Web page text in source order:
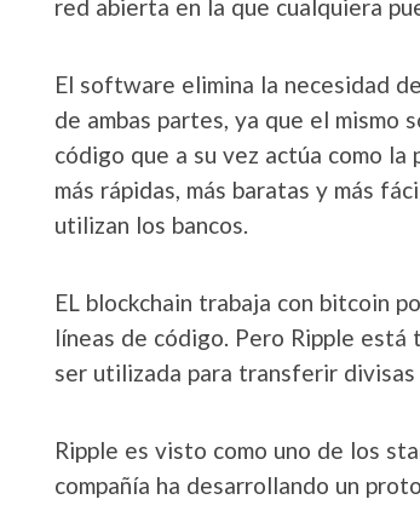
red abierta en la que cualquiera
El software elimina la necesidad
de ambas partes, ya que el
código que a su vez actúa como la
más rápidas, más baratas y más
utilizan los bancos.
EL blockchain trabaja con bitcoin
líneas de código. Pero Ripple
ser utilizada para transferir
Ripple es visto como uno de los
compañía ha desarrollando un